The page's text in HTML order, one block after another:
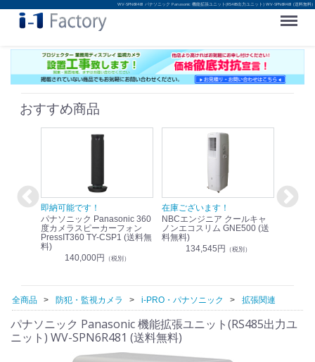
WV-SPN6R481 パナソニック Panasonic 機能拡張ユニット(RS485出力ユニット) WV-SPN6R481 (送料無料)
Menu
おすすめ商品
即納可能です！
パナソニック Panasonic 360
度カメラスピーカーフォン
PressIT360 TY-CSP1 (送料無
料)
140,000円 （税別）
在庫ございます！
NBCエンジニア クールキャ
ノンエコスリム GNE500 (送
料無料)
134,545円 （税別）
即納可
全商品 防犯・監視カメラ i-PRO・パナソニック 拡張関連
パナソニック Panasonic 機能拡張ユニット(RS485出力ユ
ニット) WV-SPN6R481 (送料無料)